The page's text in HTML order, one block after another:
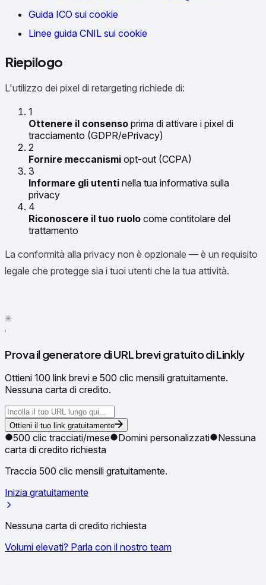
Guida ICO sui cookie
Linee guida CNIL sui cookie
Riepilogo
L'utilizzo dei pixel di retargeting richiede di:
1
Ottenere il consenso prima di attivare i pixel di
tracciamento (GDPR/ePrivacy)
2
Fornire meccanismi opt-out (CCPA)
3
Informare gli utenti nella tua informativa sulla
privacy
4
Riconoscere il tuo ruolo come contitolare del
trattamento
La conformità alla privacy non è opzionale — è un requisito
legale che protegge sia i tuoi utenti che la tua attività.
●
Prova il generatore di URL brevi gratuito di Linkly
Ottieni 100 link brevi e 500 clic mensili gratuitamente.
Nessuna carta di credito.
Ottieni il tuo link gratuitamente
500 clic tracciati/mese Domini personalizzati
Nessuna
carta di credito richiesta
Traccia 500 clic mensili gratuitamente.
Inizia gratuitamente
Nessuna carta di credito richiesta
Volumi elevati? Parla con il nostro team